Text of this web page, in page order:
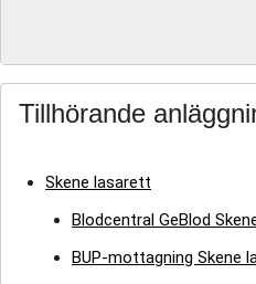
Tillhörande
Skene lasarett
Blodcentral GeBlod
BUP-mottagning Skene